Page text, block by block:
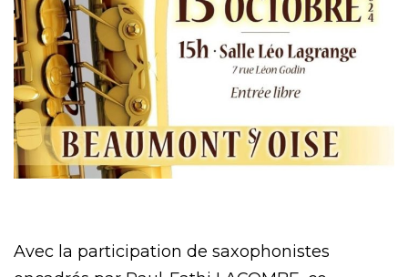
Avec la participation de saxophonistes